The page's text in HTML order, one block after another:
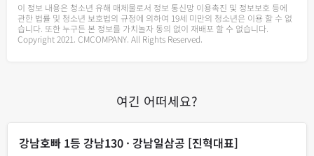
이 정보 내용은 청소년 유해 매체물로서 정보 통신망 이용촉진 및 정보보호 등에
관한 법률 및 청소년 보호법의 규정에 의하여 19세 미만의 청소년은 이용 할 수 없
습니다. 또한 누구든 본 정보를 가치놀자 동의 없이 재배포 할 수 없습니다.
Copyright 2021. CMCOMPANY. All Rights Reserved.
여긴 어떠세요?
강남호빠 1등 강남130 · 강남일삼공 [진혁대표]